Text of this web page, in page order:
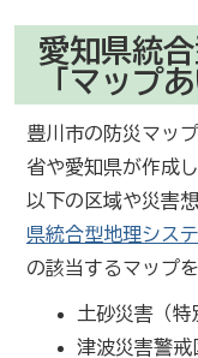
愛知県統
「マップあ
豊川市の防災マッ
省や愛知県が作成
以下の区域や災害
県統合型地理シス
の該当するマップ
土砂災害（特
津波災害警戒